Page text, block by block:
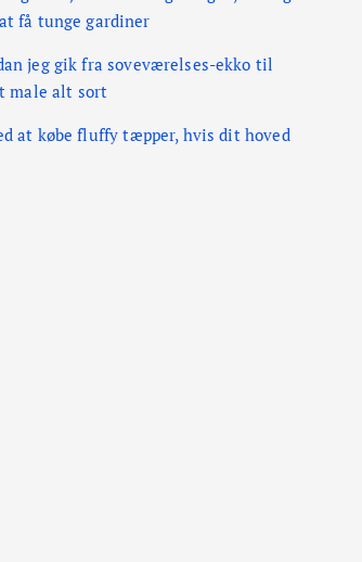
få tunge gardiner
jeg gik fra soveværelses-ekko til
male alt sort
at købe fluffy tæpper, hvis dit hoved